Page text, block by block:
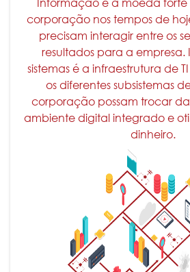
corporação nos tempos de
precisam interagir entre os
resultados para a
sistemas é a infraestrutura de
os diferentes subsistemas
corporação possam trocar
ambiente digital integrado e
dinheiro.